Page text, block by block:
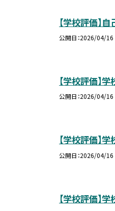
【学校評価】
公開日 2026/04/16
【学校評価】
公開日 2026/04/16
【学校評価】
公開日 2026/04/16
【学校評価】